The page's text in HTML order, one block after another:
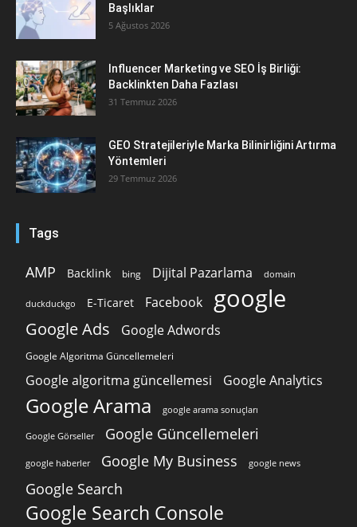
Başlıklar
5 Ağustos 2026
Influencer Marketing ve SEO İş Birliği:
Backlinkten Daha Fazlası
31 Temmuz 2026
GEO Stratejileriyle Marka Bilinirliğini Artırma
Yöntemleri
29 Temmuz 2026
Tags
AMP Backlink bing Dijital Pazarlama domain
duckduckgo E-Ticaret Facebook google
Google Ads Google Adwords
Google Algoritma Güncellemeleri
Google algoritma güncellemesi Google Analytics
Google Arama google arama sonuçları
Google Görseller Google Güncellemeleri
google haberler Google My Business google news
Google Search
Google Search Console